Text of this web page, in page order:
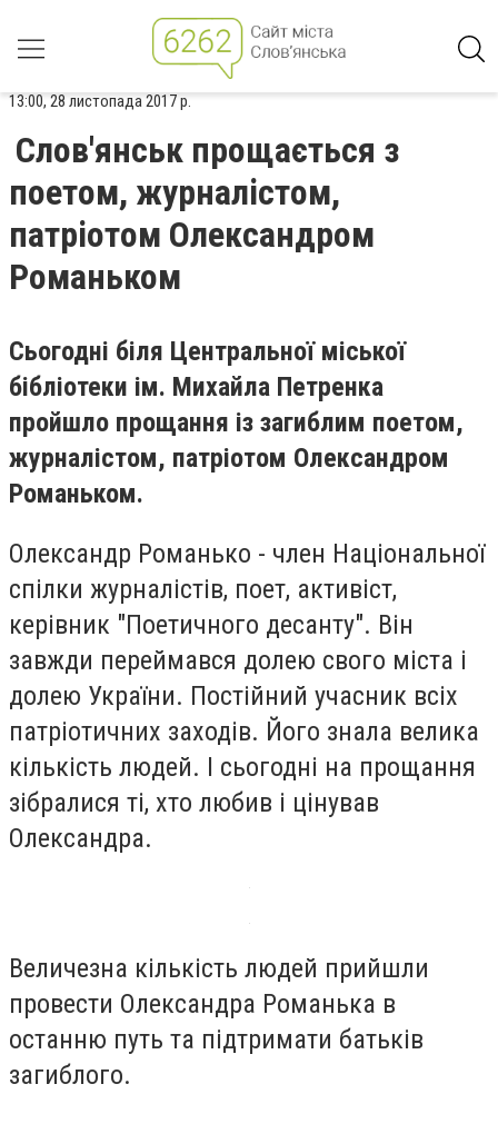
13:00, 28 листопада 2017 р.
Слов'янськ прощається з
поетом, журналістом,
патріотом Олександром
Романьком
Сьогодні біля Центральної міської
бібліотеки ім. Михайла Петренка
пройшло прощання із загиблим поетом,
журналістом, патріотом Олександром
Романьком.
Олександр Романько - член Національної
спілки журналістів, поет, активіст,
керівник "Поетичного десанту". Він
завжди переймався долею свого міста і
долею України. Постійний учасник всіх
патріотичних заходів. Його знала велика
кількість людей. І сьогодні на прощання
зібралися ті, хто любив і цінував
Олександра.
Величезна кількість людей прийшли
провести Олександра Романька в
останню путь та підтримати батьків
загиблого.